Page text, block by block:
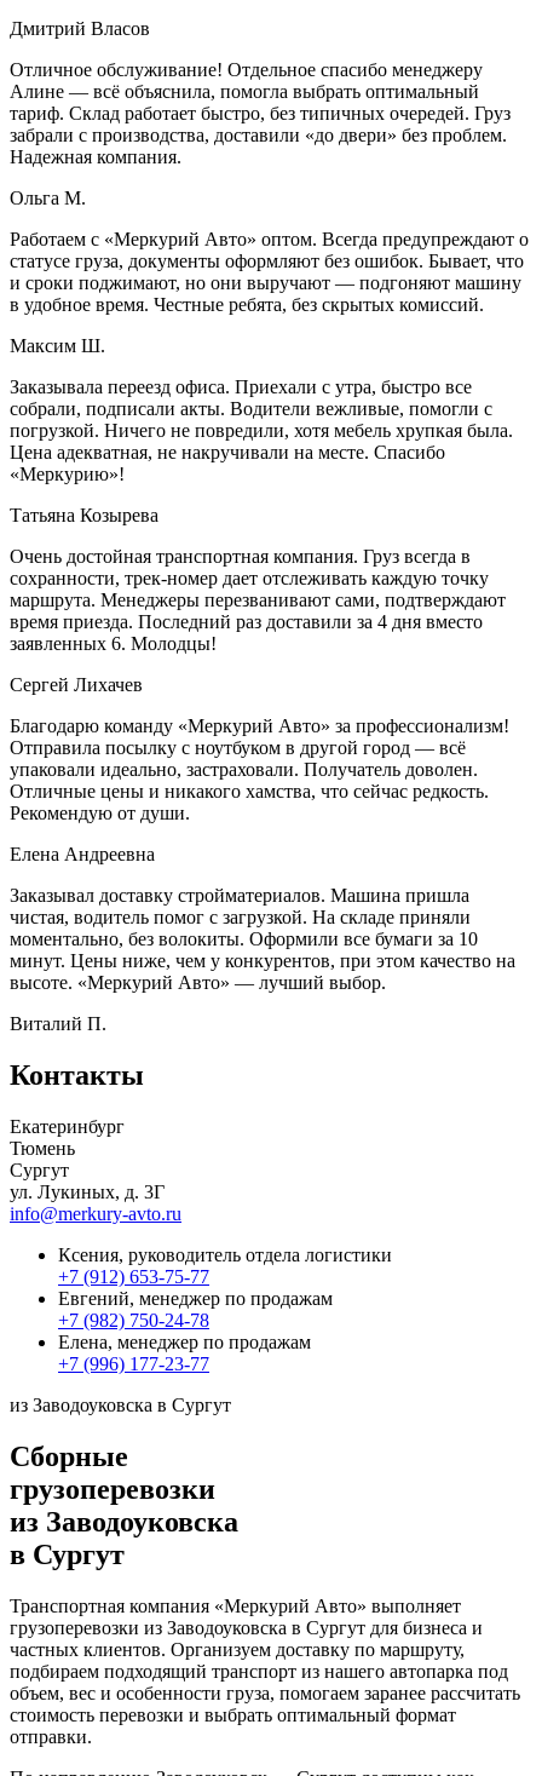
Дмитрий Власов
Отличное обслуживание! Отдельное спасибо менеджеру
Алине — всё объяснила, помогла выбрать оптимальный
тариф. Склад работает быстро, без типичных очередей. Груз
забрали с производства, доставили «до двери» без проблем.
Надежная компания.
Ольга М.
Работаем с «Меркурий Авто» оптом. Всегда предупреждают о
статусе груза, документы оформляют без ошибок. Бывает, что
и сроки поджимают, но они выручают — подгоняют машину
в удобное время. Честные ребята, без скрытых комиссий.
Максим Ш.
Заказывала переезд офиса. Приехали с утра, быстро все
собрали, подписали акты. Водители вежливые, помогли с
погрузкой. Ничего не повредили, хотя мебель хрупкая была.
Цена адекватная, не накручивали на месте. Спасибо
«Меркурию»!
Татьяна Козырева
Очень достойная транспортная компания. Груз всегда в
сохранности, трек-номер дает отслеживать каждую точку
маршрута. Менеджеры перезванивают сами, подтверждают
время приезда. Последний раз доставили за 4 дня вместо
заявленных 6. Молодцы!
Сергей Лихачев
Благодарю команду «Меркурий Авто» за профессионализм!
Отправила посылку с ноутбуком в другой город — всё
упаковали идеально, застраховали. Получатель доволен.
Отличные цены и никакого хамства, что сейчас редкость.
Рекомендую от души.
Елена Андреевна
Заказывал доставку стройматериалов. Машина пришла
чистая, водитель помог с загрузкой. На складе приняли
моментально, без волокиты. Оформили все бумаги за 10
минут. Цены ниже, чем у конкурентов, при этом качество на
высоте. «Меркурий Авто» — лучший выбор.
Виталий П.
Контакты
Екатеринбург
Тюмень
Сургут
ул. Лукиных, д. 3Г
info@merkury-avto.ru
Ксения, руководитель отдела логистики
+7 (912) 653-75-77
Евгений, менеджер по продажам
+7 (982) 750-24-78
Елена, менеджер по продажам
+7 (996) 177-23-77
из Заводоуковска в Сургут
Сборные
грузоперевозки
из Заводоуковска
в Сургут
Транспортная компания «Меркурий Авто» выполняет
грузоперевозки из Заводоуковска в Сургут для бизнеса и
частных клиентов. Организуем доставку по маршруту,
подбираем подходящий транспорт из нашего автопарка под
объем, вес и особенности груза, помогаем заранее рассчитать
стоимость перевозки и выбрать оптимальный формат
отправки.